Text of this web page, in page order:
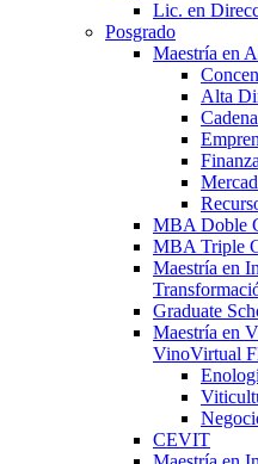
Lic. en
Posgrado
Maestría en
Alta
MBA Doble
MBA Triple
Maestría en
Graduate
Maestría en
VinoVirtual
CEVIT